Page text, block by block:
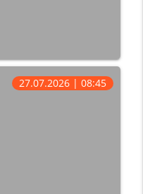
27.07.2026 | 08:45